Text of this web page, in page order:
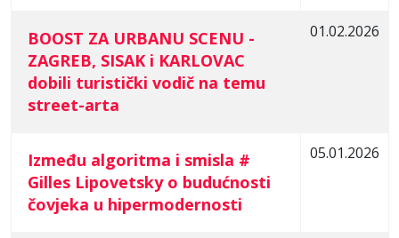
BOOST ZA URBANU SCENU -
ZAGREB, SISAK i KARLOVAC
dobili turistički vodič na temu
street-arta
01.02.2026
Između algoritma i smisla #
Gilles Lipovetsky o budućnosti
čovjeka u hipermodernosti
05.01.2026